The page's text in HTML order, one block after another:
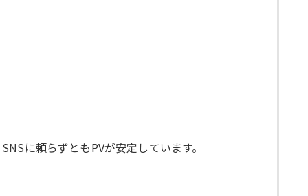
に頼らずともPVが安定しています。